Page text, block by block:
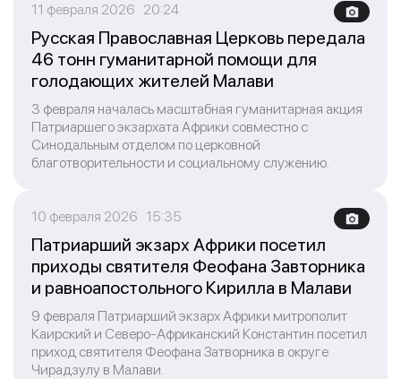
11 февраля 2026 20:24
Русская Православная Церковь передала
46 тонн гуманитарной помощи для
голодающих жителей Малави
3 февраля началась масштабная гуманитарная акция
Патриаршего экзархата Африки совместно с
Синодальным отделом по церковной
благотворительности и социальному служению.
10 февраля 2026 15:35
Патриарший экзарх Африки посетил
приходы святителя Феофана Завторника
и равноапостольного Кирилла в Малави
9 февраля Патриарший экзарх Африки митрополит
Каирский и Северо-Африканский Константин посетил
приход святителя Феофана Затворника в округе
Чирадзулу в Малави.